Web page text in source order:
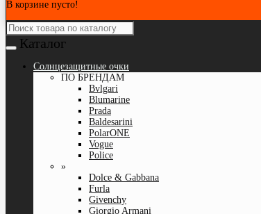
В корзине пусто!
Каталог
Cолнцезащитные очки
ПО БРЕНДАМ
Bvlgari
Blumarine
Prada
Baldesarini
PolarONE
Vogue
Police
»
Dolce & Gabbana
Furla
Givenchy
Giorgio Armani